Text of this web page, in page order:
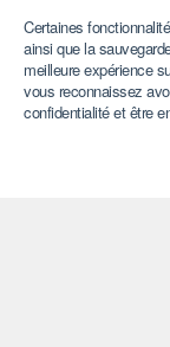
Notre savoir-faire
nous sommes
femmes dans un
peuvent éclore.
Certaines
ainsi que la
meilleure expérience
vous reconnaissez
confidentialité et être